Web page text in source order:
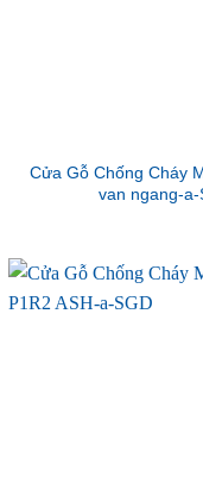
Cửa Gỗ Chống Cháy
van ngang-a-